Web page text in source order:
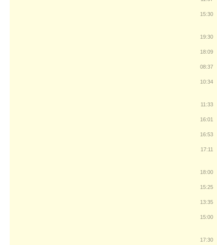
15:30
19:30
18:09
08:37
10:34
11:33
16:01
16:53
17:11
18:00
15:25
13:35
15:00
17:30